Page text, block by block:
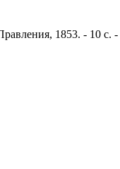
1853. - 10 с.